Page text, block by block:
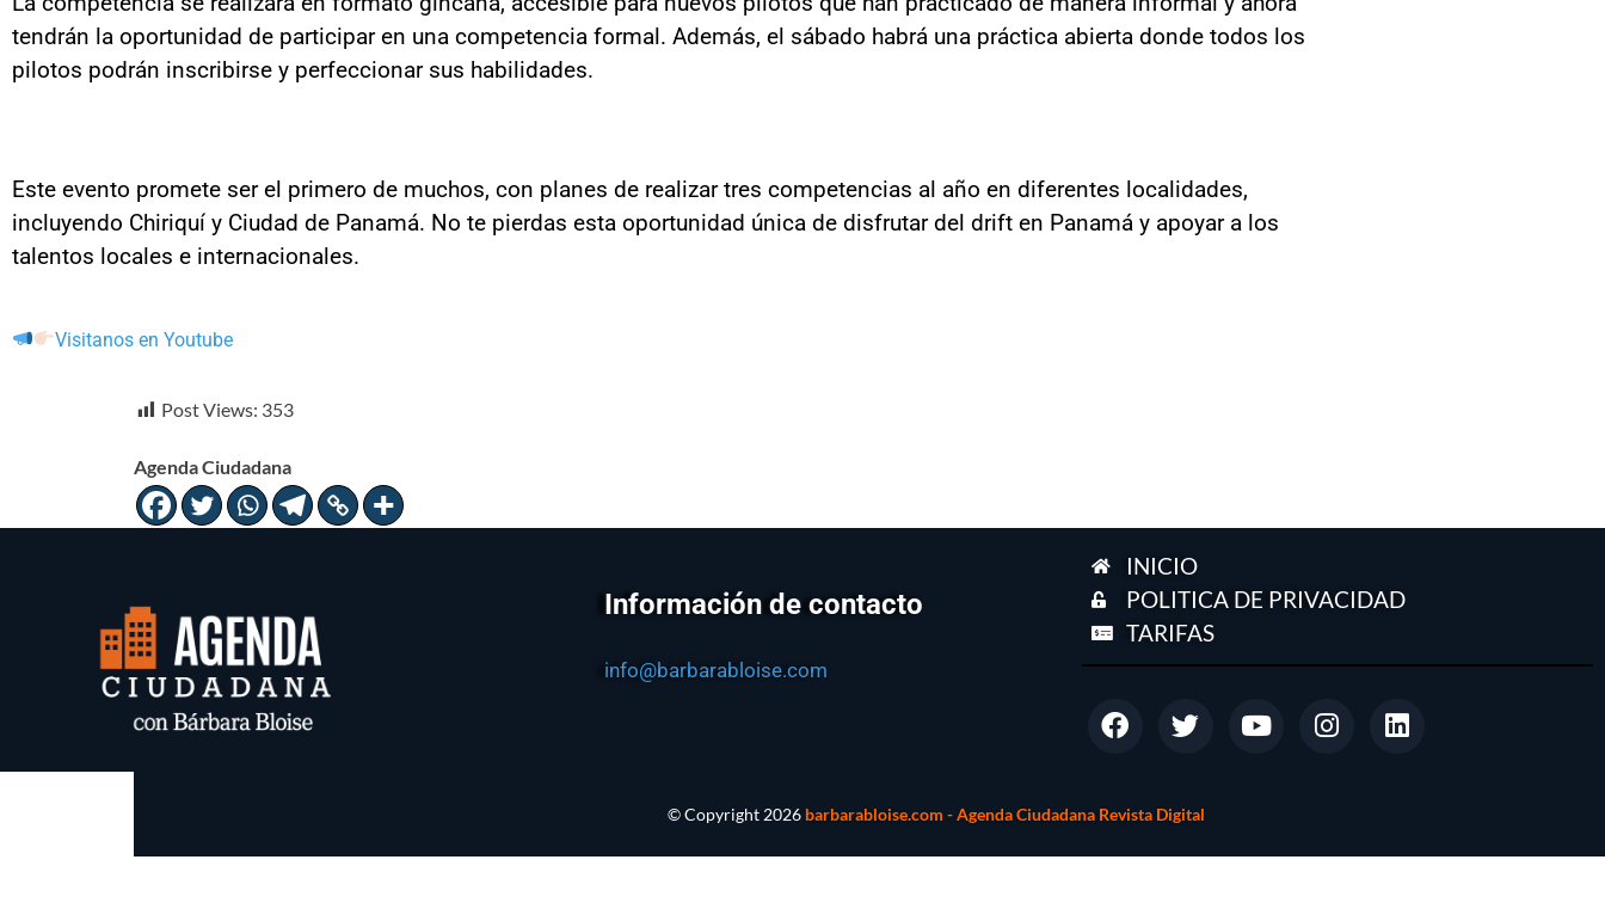
tendrán la oportunidad de participar en una competencia formal. Además, el sábado habrá una práctica abierta donde todos los
pilotos podrán inscribirse y perfeccionar sus habilidades.
Este evento promete ser el primero de muchos, con planes de realizar tres competencias al año en diferentes localidades,
incluyendo Chiriquí y Ciudad de Panamá. No te pierdas esta oportunidad única de disfrutar del drift en Panamá y apoyar a los
talentos locales e internacionales.
Visitanos en Youtube
Post Views: 353
Agenda Ciudadana
Información de contacto
info@barbarabloise.com
INICIO
POLITICA DE PRIVACIDAD
TARIFAS
© Copyright 2026 barbarabloise.com - Agenda Ciudadana Revista Digital